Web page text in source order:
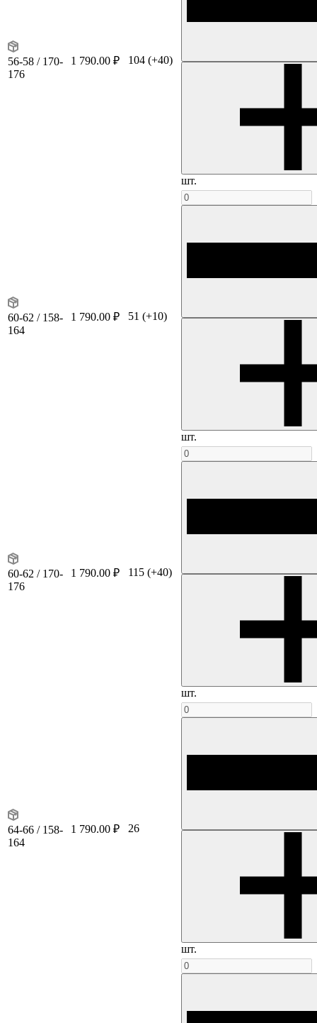
56-58 / 170-
176
1 790.00 ₽ 104 (+40)
шт.
60-62 / 158-
164
1 790.00 ₽ 51 (+10)
шт.
60-62 / 170-
176
1 790.00 ₽ 115 (+40)
шт.
64-66 / 158-
164
1 790.00 ₽ 26
шт.